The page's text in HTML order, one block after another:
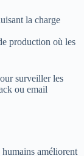
la charge
production où les
surveiller les
ou email
améliorent